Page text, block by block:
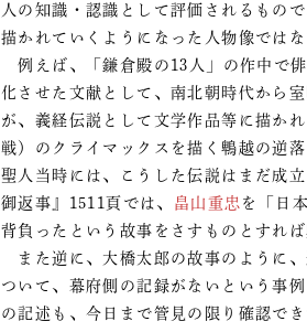
人の知識・認識として評価されるもの
描かれていくようになった人物像では
例えば、「鎌倉殿の13人」の作中で
化させた文献として、南北朝時代から
が、義経伝説として文学作品等に描か
戦）のクライマックスを描く鵯越の逆
聖人当時には、こうした伝説はまだ成
御返事』1511頁では、 畠山重忠 を「日
背負ったという故事をさすものとすれ
また逆に、大橋太郎の故事のように
ついて、幕府側の記録がないという事
の記述も、今日まで管見の限り確認で